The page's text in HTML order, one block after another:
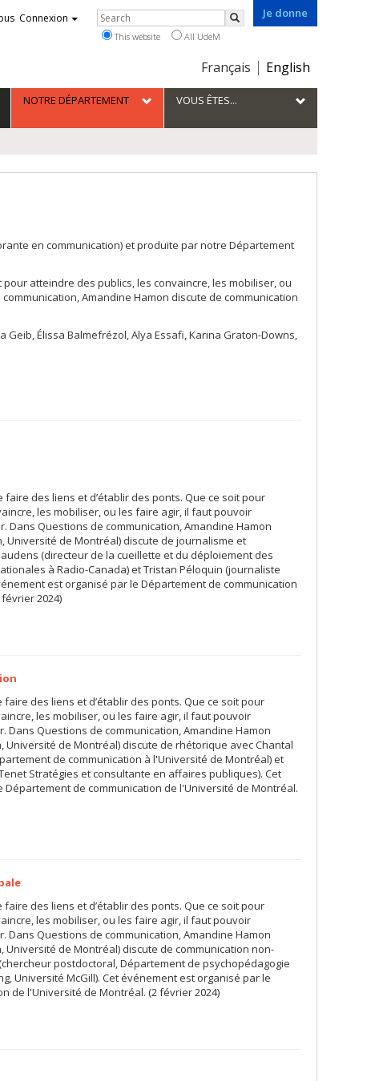
Je donne
Choix
la
langue
Français English
Connexion Rechercher
Search
This website All UdeM
NOTRE DÉPARTEMENT VOUS ÊTES...
en communication) et produite par notre Département
pour atteindre des publics, les convaincre, les mobiliser, ou
Amandine Hamon discute de communication
Geib, Élissa Balmefrézol, Alya Essafi, Karina Graton-Downs,
faire des liens et d’établir des ponts. Que ce soit pour
les mobiliser, ou les faire agir, il faut pouvoir
Dans Questions de communication, Amandine Hamon
Université de Montréal) discute de journalisme et
(directeur de la cueillette et du déploiement des
à Radio-Canada) et Tristan Péloquin (journaliste
est organisé par le Département de communication
2024)
faire des liens et d’établir des ponts. Que ce soit pour
les mobiliser, ou les faire agir, il faut pouvoir
Dans Questions de communication, Amandine Hamon
Université de Montréal) discute de rhétorique avec Chantal
de communication à l'Université de Montréal) et
Stratégies et consultante en affaires publiques). Cet
de communication de l'Université de Montréal.
faire des liens et d’établir des ponts. Que ce soit pour
les mobiliser, ou les faire agir, il faut pouvoir
Dans Questions de communication, Amandine Hamon
Université de Montréal) discute de communication non-
postdoctoral, Département de psychopédagogie
Université McGill). Cet événement est organisé par le
de l'Université de Montréal. (2 février 2024)